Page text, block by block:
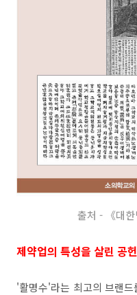
출처 - 《대
제약업의 특성을 살린 공
'활명수'라는 최고의 브랜